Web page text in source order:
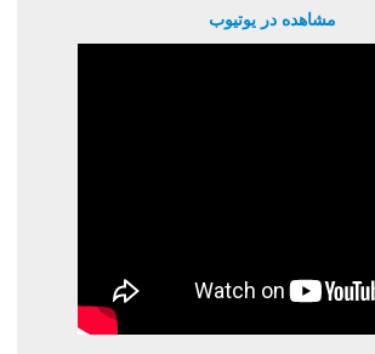
مشاهده در یوتیوب